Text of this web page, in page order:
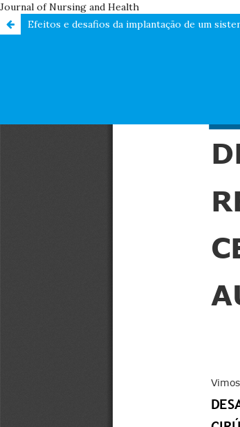
Journal of Nursing and Health
Efeitos e desafios da implantação de um